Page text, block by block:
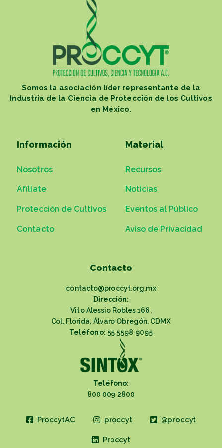
Somos la asociación líder representante de la
Industria de la Ciencia de Protección de los Cultivos
en México.
Información
Nosotros
Afíliate
Protección de Cultivos
Contacto
Material
Recursos
Noticias
Eventos al Público
Aviso de Privacidad
Contacto
contacto@proccyt.org.mx
Dirección:
Vito Alessio Robles 166,
Col. Florida, Álvaro Obregón, CDMX
Teléfono: 55 5598 9095
Teléfono:
800 009 2800
ProccytAC proccyt @proccyt
Proccyt